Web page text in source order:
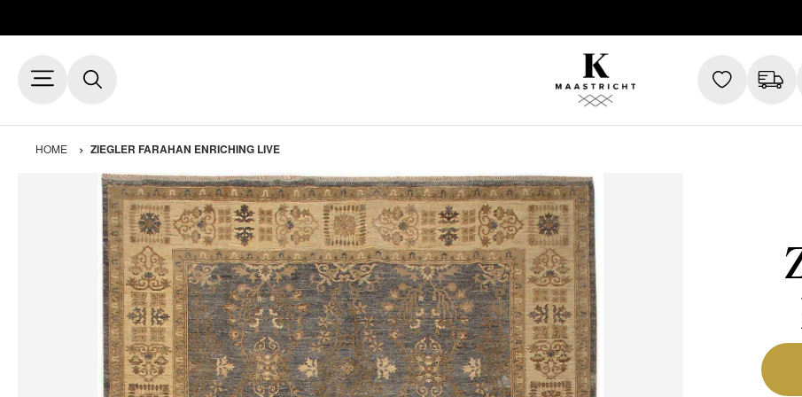
HOME ZIEGLER FARAHAN ENRICHING LIVE